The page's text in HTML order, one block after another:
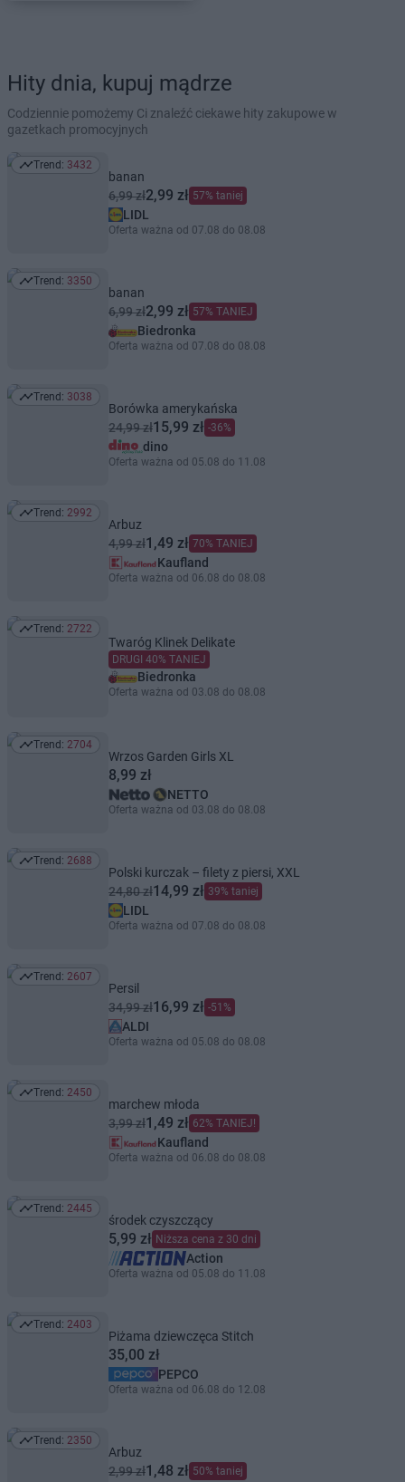
Hity dnia, kupuj mądrze
Codziennie pomożemy Ci znaleźć ciekawe hity zakupowe w
gazetkach promocyjnych
Trend: 3432
Trend: 3432
banan
6,99 zł2,99 zł 57% taniej
LIDL
Oferta ważna od 07.08 do 08.08
Trend: 3350
Trend: 3350
banan
6,99 zł2,99 zł 57% TANIEJ
Biedronka
Oferta ważna od 07.08 do 08.08
Trend: 3038
Trend: 3038
Borówka amerykańska
24,99 zł15,99 zł -36%
dino
Oferta ważna od 05.08 do 11.08
Trend: 2992
Trend: 2992
Arbuz
4,99 zł1,49 zł 70% TANIEJ
Kaufland
Oferta ważna od 06.08 do 08.08
Trend: 2722
Trend: 2722
Twaróg Klinek Delikate
DRUGI 40% TANIEJ
Biedronka
Oferta ważna od 03.08 do 08.08
Trend: 2704
Trend: 2704
Wrzos Garden Girls XL
8,99 zł
NETTO
Oferta ważna od 03.08 do 08.08
Trend: 2688
Trend: 2688
Polski kurczak – filety z piersi, XXL
24,80 zł14,99 zł 39% taniej
LIDL
Oferta ważna od 07.08 do 08.08
Trend: 2607
Trend: 2607
Persil
34,99 zł16,99 zł -51%
ALDI
Oferta ważna od 05.08 do 08.08
Trend: 2450
Trend: 2450
marchew młoda
3,99 zł1,49 zł 62% TANIEJ!
Kaufland
Oferta ważna od 06.08 do 08.08
Trend: 2445
Trend: 2445
środek czyszczący
5,99 zł Niższa cena z 30 dni
Action
Oferta ważna od 05.08 do 11.08
Trend: 2403
Trend: 2403
Piżama dziewczęca Stitch
35,00 zł
PEPCO
Oferta ważna od 06.08 do 12.08
Trend: 2350
Trend: 2350
Arbuz
2,99 zł1,48 zł 50% taniej